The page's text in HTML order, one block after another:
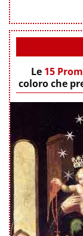
Le 15
coloro che